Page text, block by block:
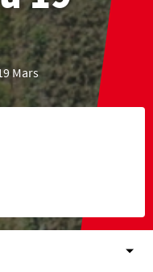
Mars